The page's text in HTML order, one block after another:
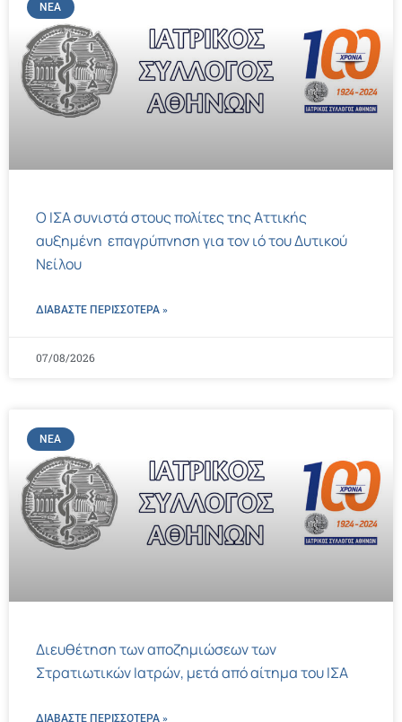
ΝΈΑ
Ο ΙΣΑ συνιστά στους πολίτες της Αττικής
αυξημένη επαγρύπνηση για τον ιό του Δυτικού
Νείλου
ΔΙΑΒΑΣΤΕ ΠΕΡΙΣΣΌΤΕΡΑ »
07/08/2026
ΝΈΑ
Διευθέτηση των αποζημιώσεων των
Στρατιωτικών Ιατρών, μετά από αίτημα του ΙΣΑ
ΔΙΑΒΑΣΤΕ ΠΕΡΙΣΣΌΤΕΡΑ »